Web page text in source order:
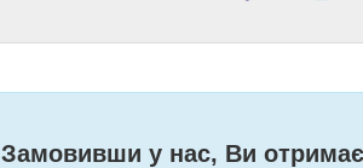
Замовивши у нас, Ви